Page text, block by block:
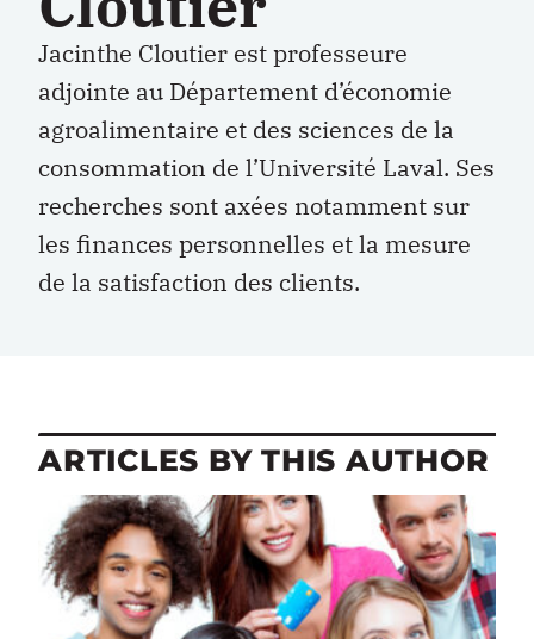
Jacinthe Cloutier est professeure
adjointe au Département d’économie
agroalimentaire et des sciences de la
consommation de l’Université Laval. Ses
recherches sont axées notamment sur
les finances personnelles et la mesure
de la satisfaction des clients.
ARTICLES BY THIS AUTHOR